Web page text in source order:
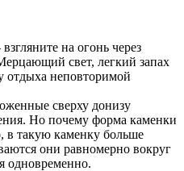
взгляните на огонь через
свет, легкий запах
отдыха неповторимой
сверху донизу
Но почему форма каменки
в такую каменку больше
они равномерно вокруг
одновременно.